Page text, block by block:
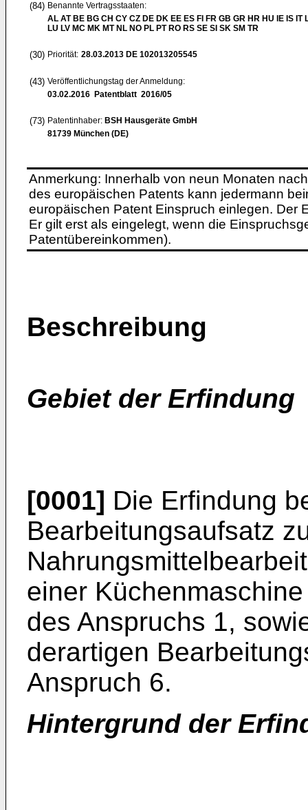
(84) Benannte Vertragsstaaten:
AL AT BE BG CH CY CZ DE DK EE ES FI FR GB GR HR HU IE IS IT
LU LV MC MK MT NL NO PL PT RO RS SE SI SK SM TR
(30) Priorität: 28.03.2013 DE 102013205545
(43) Veröffentlichungstag der Anmeldung:
03.02.2016 Patentblatt 2016/05
(73) Patentinhaber: BSH Hausgeräte GmbH
81739 München (DE)
Anmerkung: Innerhalb von neun Monaten
des europäischen Patents kann jedermann
europäischen Patent Einspruch einlegen. Der
Er gilt erst als eingelegt, wenn die
Patentübereinkommen).
Beschreibung
Gebiet der Erfindung
[0001] Die Erfindung
Bearbeitungsaufsatz
einer
des Anspruchs 1,
derartigen
Anspruch 6.
Hintergrund der